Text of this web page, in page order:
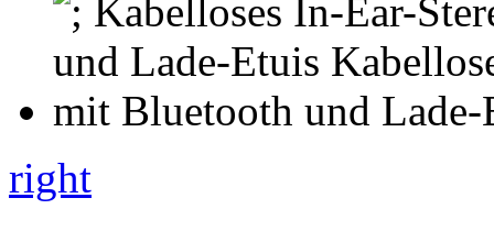
right